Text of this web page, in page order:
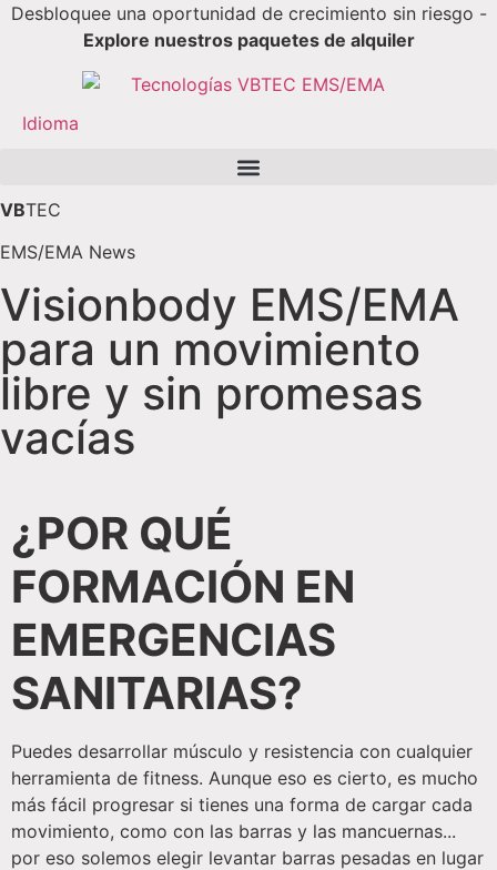
Desbloquee una oportunidad de crecimiento sin riesgo -
Explore nuestros paquetes de alquiler
Idioma
VBTEC
EMS/EMA News
Visionbody EMS/EMA
para un movimiento
libre y sin promesas
vacías
¿POR QUÉ
FORMACIÓN EN
EMERGENCIAS
SANITARIAS?
Puedes desarrollar músculo y resistencia con cualquier
herramienta de fitness. Aunque eso es cierto, es mucho
más fácil progresar si tienes una forma de cargar cada
movimiento, como con las barras y las mancuernas...
por eso solemos elegir levantar barras pesadas en lugar